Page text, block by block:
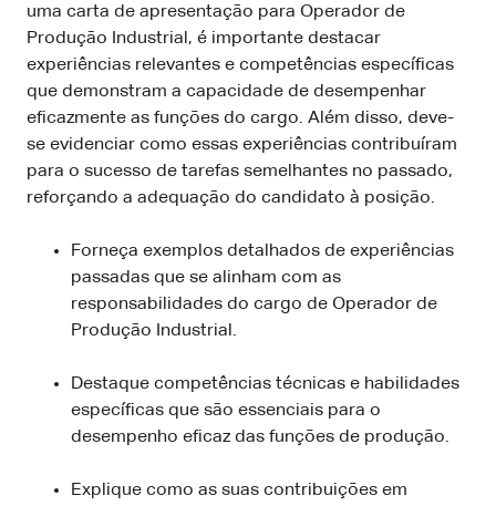
uma carta de apresentação para Operador de
Produção Industrial, é importante destacar
experiências relevantes e competências específicas
que demonstram a capacidade de desempenhar
eficazmente as funções do cargo. Além disso, deve-
se evidenciar como essas experiências contribuíram
para o sucesso de tarefas semelhantes no passado,
reforçando a adequação do candidato à posição.
Forneça exemplos detalhados de experiências
passadas que se alinham com as
responsabilidades do cargo de Operador de
Produção Industrial.
Destaque competências técnicas e habilidades
específicas que são essenciais para o
desempenho eficaz das funções de produção.
Explique como as suas contribuições em